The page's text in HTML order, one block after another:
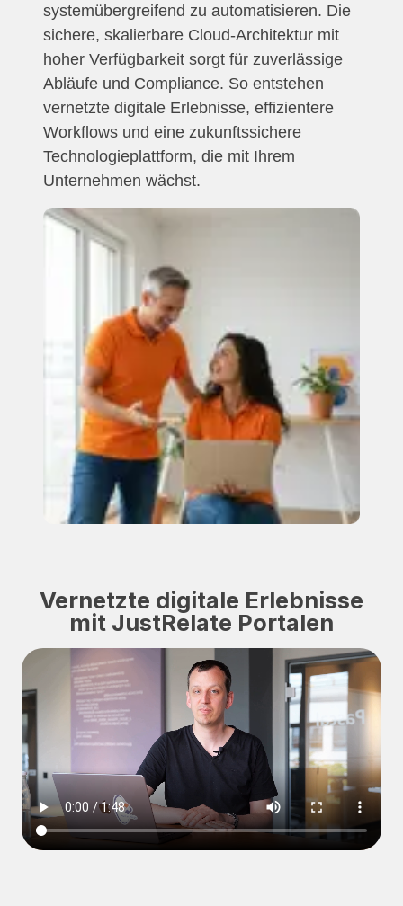
systemübergreifend zu automatisieren. Die
sichere, skalierbare Cloud-Architektur mit
hoher Verfügbarkeit sorgt für zuverlässige
Abläufe und Compliance. So entstehen
vernetzte digitale Erlebnisse, effizientere
Workflows und eine zukunftssichere
Technologieplattform, die mit Ihrem
Unternehmen wächst.
Vernetzte digitale Erlebnisse
mit JustRelate Portalen